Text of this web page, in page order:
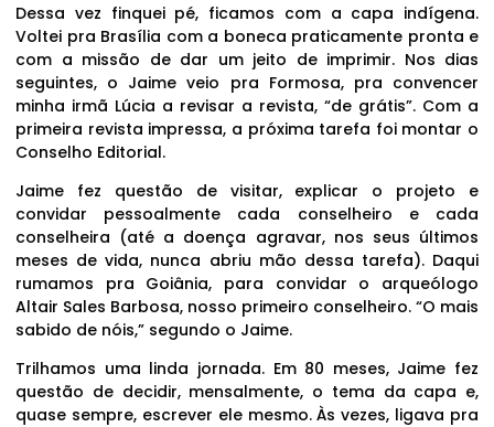
Dessa vez finquei pé, ficamos com a capa indígena.
Voltei pra Brasília com a boneca praticamente pronta e
com a missão de dar um jeito de imprimir. Nos dias
seguintes, o Jaime veio pra Formosa, pra convencer
minha irmã Lúcia a revisar a revista, “de grátis”. Com a
primeira revista impressa, a próxima tarefa foi montar o
Conselho Editorial.
Jaime fez questão de visitar, explicar o projeto e
convidar pessoalmente cada conselheiro e cada
conselheira (até a doença agravar, nos seus últimos
meses de vida, nunca abriu mão dessa tarefa). Daqui
rumamos pra Goiânia, para convidar o arqueólogo
Altair Sales Barbosa, nosso primeiro conselheiro. “O mais
sabido de nóis,” segundo o Jaime.
Trilhamos uma linda jornada. Em 80 meses, Jaime fez
questão de decidir, mensalmente, o tema da capa e,
quase sempre, escrever ele mesmo. Às vezes, ligava pra